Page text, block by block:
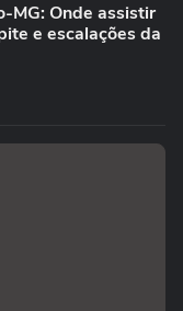
MG: Onde assistir
e escalações da